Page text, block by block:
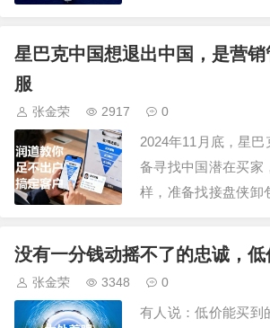
到2023年价格战才有
始有了共识，我们预
爆发。但价格战不是
星巴克中国想退出中国，是营
服
张金荣 2917 0
2024年11月底，星
备寻找中国潜在买家
样，准备找接盘侠卸
地合作伙伴，并非正
私募股权公司在内的
而现在，星巴克当前
的处境困难多了。星
没有一分钱动摇不了的忠诚，
张金荣 3348 0
有人说：低价能买到